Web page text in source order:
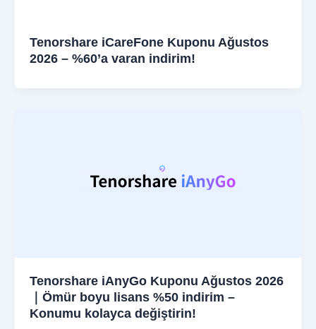
Tenorshare iCareFone Kuponu Ağustos
2026 – %60’a varan indirim!
Tenorshare iAnyGo Kuponu Ağustos 2026
｜Ömür boyu lisans %50 indirim –
Konumu kolayca değiştirin!